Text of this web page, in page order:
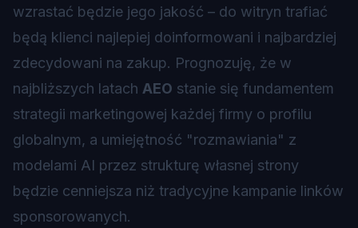
wzrastać będzie jego jakość – do witryn trafiać
będą klienci najlepiej doinformowani i najbardziej
zdecydowani na zakup. Prognozuję, że w
najbliższych latach AEO stanie się fundamentem
strategii marketingowej każdej firmy o profilu
globalnym, a umiejętność "rozmawiania" z
modelami AI przez strukturę własnej strony
będzie cenniejsza niż tradycyjne kampanie linków
sponsorowanych.